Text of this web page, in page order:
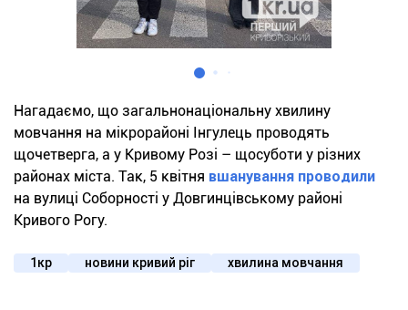
Нагадаємо, що загальнонаціональну хвилину
мовчання на мікрорайоні Інгулець проводять
щочетверга, а у Кривому Розі – щосуботи у різних
районах міста. Так, 5 квітня вшанування проводили
на вулиці Соборності у Довгинцівському районі
Кривого Рогу.
1кр новини кривий ріг хвилина мовчання